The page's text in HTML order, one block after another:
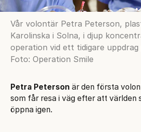
Vår volontär Petra Peterson,
Karolinska i Solna, i djup
operation vid ett tidigare uppdrag
Foto: Operation Smile
Petra Peterson är den första
som får resa i väg efter att världen
öppna igen.